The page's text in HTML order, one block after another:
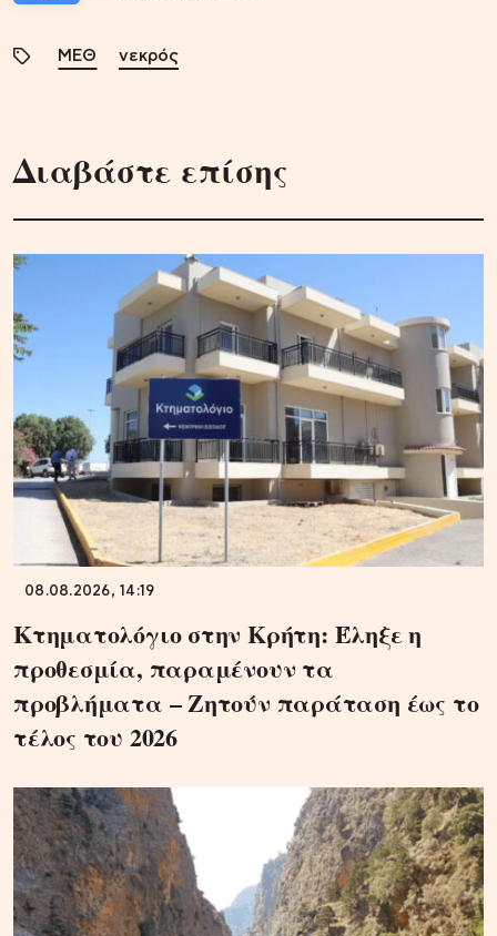
ΜΕΘ νεκρός
Διαβάστε επίσης
08.08.2026, 14:19
Κτηματολόγιο στην Κρήτη: Έληξε η
προθεσμία, παραμένουν τα
προβλήματα – Ζητούν παράταση έως το
τέλος του 2026